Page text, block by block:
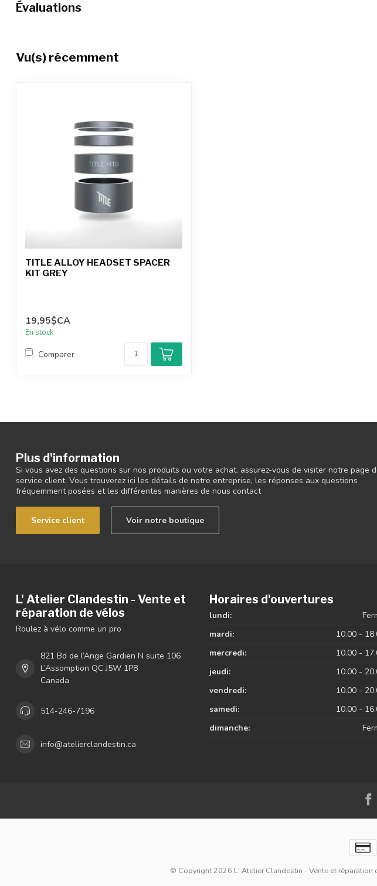
Évaluations
Vu(s) récemment
TITLE ALLOY HEADSET SPACER
KIT GREY
19,95$CA
En stock
Comparer
Plus d'information
Si vous avez des questions sur nos produits ou votre achat, assurez-vous de visiter notre page
service client. Vous trouverez ici les détails de notre entreprise, les réponses aux questions
fréquemment posées et les différentes manières de nous contact
Service client Voir notre boutique
L' Atelier Clandestin - Vente et
réparation de vélos
Roulez à vélo comme un pro
821 Bd de l’Ange Gardien N suite 106
L’Assomption QC J5W 1P8
Canada
514-246-7196
info@atelierclandestin.ca
Horaires d'ouvertures
lundi:
mardi:
10.00 -
mercredi:
10.00 -
jeudi:
10.00 -
vendredi:
10.00 -
samedi:
10.00 -
dimanche:
© Copyright 2026 L' Atelier Clandestin - Vente et réparation